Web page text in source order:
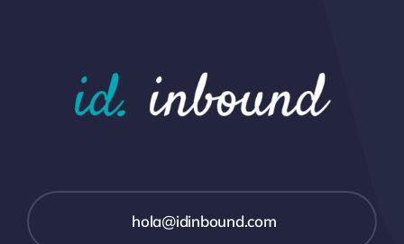
hola@idinbound.com